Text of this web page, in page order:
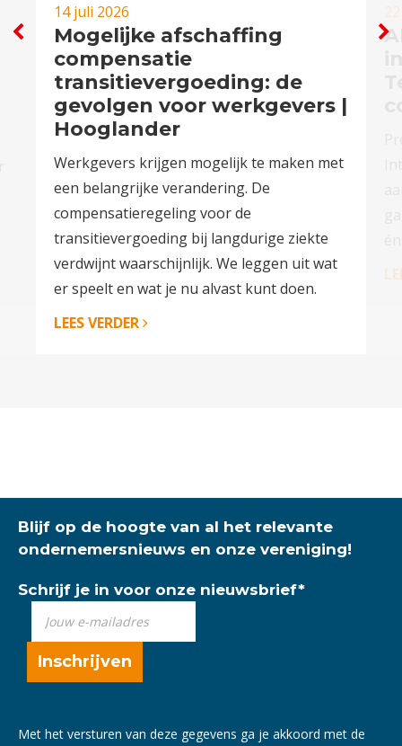
14 juli 2026
Mogelijke afschaffing
compensatie
transitievergoeding: de
gevolgen voor werkgevers |
Hooglander
Werkgevers krijgen mogelijk te maken met
een belangrijke verandering. De
compensatieregeling voor de
transitievergoeding bij langdurige ziekte
verdwijnt waarschijnlijk. We leggen uit wat
er speelt en wat je nu alvast kunt doen.
LEES VERDER
Blijf op de hoogte van al het relevante
ondernemersnieuws en onze vereniging!
Schrijf je in voor onze nieuwsbrief*
Met het versturen van deze gegevens ga je akkoord met de